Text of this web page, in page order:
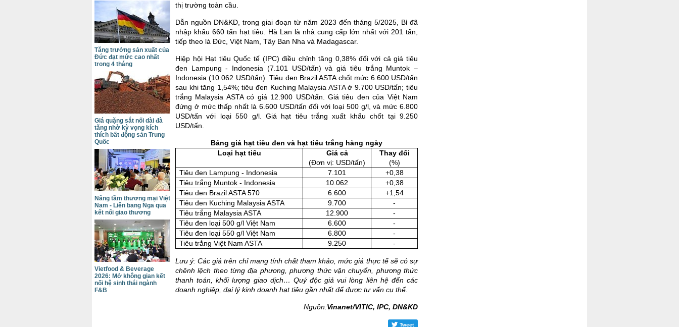
thị trường toàn cầu.
Dẫn nguồn DN&KD, trong giai đoạn từ năm 2023 đến tháng 5/2025, Bỉ đã
nhập khẩu 660 tấn hạt tiêu. Hà Lan là nhà cung cấp lớn nhất với 201 tấn,
tiếp theo là Đức, Việt Nam, Tây Ban Nha và Madagascar.
Hiệp hội Hạt tiêu Quốc tế (IPC) điều chỉnh tăng 0,38% đối với cả giá tiêu
đen Lampung - Indonesia (7.101 USD/tấn) và giá tiêu trắng Muntok –
Indonesia (10.062 USD/tấn). Tiêu đen Brazil ASTA chốt mức 6.600 USD/tấn
sau khi tăng 1,54%; tiêu đen Kuching Malaysia ASTA ở 9.700 USD/tấn; tiêu
trắng Malaysia ASTA có giá 12.900 USD/tấn. Giá tiêu đen của Việt Nam
đứng ở mức thấp nhất là 6.600 USD/tấn đối với loại 500 g/l, và mức 6.800
USD/tấn với loại 550 g/l. Giá hạt tiêu trắng xuất khẩu chốt tại 9.250
USD/tấn.
Bảng giá hạt tiêu đen và hạt tiêu trắng hàng ngày
Loại hạt tiêu
Giá cả
(Đơn vị: USD/tấn)
Thay đổi
(%)
Tiêu đen Lampung - Indonesia
7.101
+0,38
Tiêu trắng Muntok - Indonesia
10.062
+0,38
Tiêu đen Brazil ASTA 570
6.600
+1,54
Tiêu đen Kuching Malaysia ASTA
9.700
-
Tiêu trắng Malaysia ASTA
12.900
-
Tiêu đen loại 500 g/l Việt Nam
6.600
-
Tiêu đen loại 550 g/l Việt Nam
6.800
-
Tiêu trắng Việt Nam ASTA
9.250 -
Lưu ý: Các giá trên chỉ mang tính chất tham khảo, mức giá thực tế sẽ có sự
chênh lệch theo từng địa phương, phương thức vận chuyển, phương thức
thanh toán, khối lượng giao dịch… Quý độc giả vui lòng liên hệ đến các
doanh nghiệp, đại lý kinh doanh hạt tiêu gần nhất để được tư vấn cụ thể.
Nguồn:Vinanet/VITIC, IPC, DN&KD
Tweet
Tăng trưởng sản xuất của
Đức đạt mức cao nhất
trong 4 tháng
Giá quặng sắt nối dài đà
tăng nhờ kỳ vọng kích
thích bất động sản Trung
Quốc
Nâng tầm thương mại Việt
Nam - Liên bang Nga qua
kết nối giao thương
Vietfood & Beverage
2026: Mở không gian kết
nối hệ sinh thái ngành
F&B